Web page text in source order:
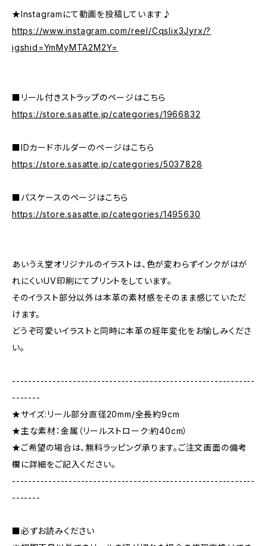
★Instagramにて動画を投稿しています♪
https://www.instagram.com/reel/Cqslix3Jyrx/?
igshid=YmMyMTA2M2Y=
■リール付きストラップのページはこちら
https://store.sasatte.jp/categories/1966832
■IDカードホルダーのページはこちら
https://store.sasatte.jp/categories/5037828
■パスケースのページはこちら
https://store.sasatte.jp/categories/1495630
あいうえ堂オリジナルのイラストは、色が変わらずインクがはが
れにくいUV印刷にてプリントをしています。
そのイラスト部分以外は本革の素材感をそのまま感じていただ
けます。
どうぞ可愛いイラストと同時に本革の経年変化をお愉しみくださ
い。
------------------------------------------------------------
-------
★サイズ:リール部分直径20mm/全長約9cm
★主な素材：金属（リールストローク:約40cm）
★ご希望の場合は、無料ラッピング承ります。ご注文画面の備考
欄に詳細をご記入ください。
------------------------------------------------------------
-------
■必ずお読みください